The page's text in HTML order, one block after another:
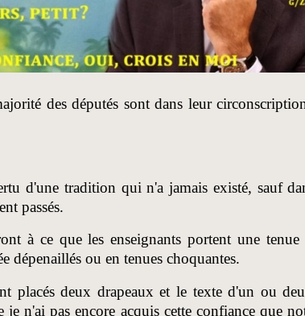
des députés sont dans leur
d'une tradition qui n'a jamais existé, sauf
passés.
à ce que les enseignants portent une
dépenaillés ou en tenues choquantes.
placés deux drapeaux et le texte d'un ou
je n'ai pas encore acquis cette confiance que